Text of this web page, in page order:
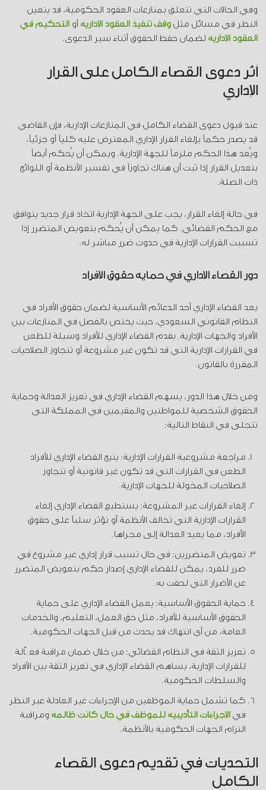
وفي الحالات التي تتعلق بمنازعات العقود الحكومية، قد يتعين
النظر في مسائل مثلوقف تنفيذ العقود الإدارية أو التحكيم في
العقود الإدارية لضمان حفظ الحقوق أثناء سير الدعوى.
أثر دعوى القضاء الكامل على القرار
الإداري
عند قبول دعوى القضاء الكامل في المنازعات الإدارية، فإن القاضي
قد يصدر حكماً بإلغاء القرار الإداري المعترض عليه كلياً أو جزئياً،
ويُعد هذا الحكم ملزماً للجهة الإدارية. ويمكن أن يُحكم أيضاً
بتعديل القرار إذا ثبت أن هناك تجاوزاً في تفسير الأنظمة أو اللوائح
ذات الصلة.
في حالة إلغاء القرار، يجب على الجهة الإدارية اتخاذ قرار جديد يتوافق
مع الحكم القضائي. كما يمكن أن يُحكم بتعويض المتضرر إذا
تسببت القرارات الإدارية في حدوث ضرر مباشر له.
دور القضاء الإداري في حماية حقوق الأفراد
يعد القضاء الإداري أحد الدعائم الأساسية لضمان حقوق الأفراد في
النظام القانوني السعودي، حيث يختص بالفصل في المنازعات بين
الأفراد والجهات الإدارية. يقدم القضاء الإداري للأفراد وسيلة للطعن
في القرارات الإدارية التي قد تكون غير مشروعة أو تتجاوز الصلاحيات
المقررة بالقانون.
ومن خلال هذا الدور، يسهم القضاء الإداري في تعزيز العدالة وحماية
الحقوق الشخصية للمواطنين والمقيمين في المملكة التي
تتجلى في النقاط التالية:
مراجعة مشروعية القرارات الإدارية: يتيح القضاء الإداري للأفراد
الطعن في القرارات التي قد تكون غير قانونية أو تتجاوز
الصلاحيات المخولة للجهات الإدارية.
إلغاء القرارات غير المشروعة: يستطيع القضاء الإداري إلغاء
القرارات الإدارية التي تخالف الأنظمة أو تؤثر سلباً على حقوق
الأفراد، مما يعيد العدالة إلى مجراها.
تعويض المتضررين: في حال تسبب قرار إداري غير مشروع في
ضرر للفرد، يمكن للقضاء الإداري إصدار حكم بتعويض المتضرر
عن الأضرار التي لحقت به.
حماية الحقوق الأساسية: يعمل القضاء الإداري على حماية
الحقوق الأساسية للأفراد، مثل حق العمل، التعليم، والخدمات
العامة، من أي انتهاك قد يحدث من قبل الجهات الحكومية.
تعزيز الثقة في النظام القضائي: من خلال ضمان مراقبة فعّالة
للقرارات الإدارية، يساهم القضاء الإداري في تعزيز الثقة بين الأفراد
والسلطات الحكومية.
كما تشمل حماية الموظفين من الإجراءات غير العادلة عبر النظر
في الإجراءات التأديبية للموظففي حال كانت ظالمة ومراقبة
التزام الجهات الحكومية بالأنظمة.
التحديات في تقديم دعوى القضاء
الكامل